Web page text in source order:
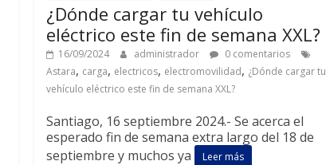
¿Dónde cargar tu vehículo
eléctrico este fin de semana XXL?
16/09/2024 administrador
0 comentarios
Astara, carga, electricos, electromovilidad, ¿Dónde cargar tu
vehículo eléctrico este fin de semana XXL?
Santiago, 16 septiembre 2024.- Se acerca el
esperado fin de semana extra largo del 18 de
septiembre y muchos ya
Leer más